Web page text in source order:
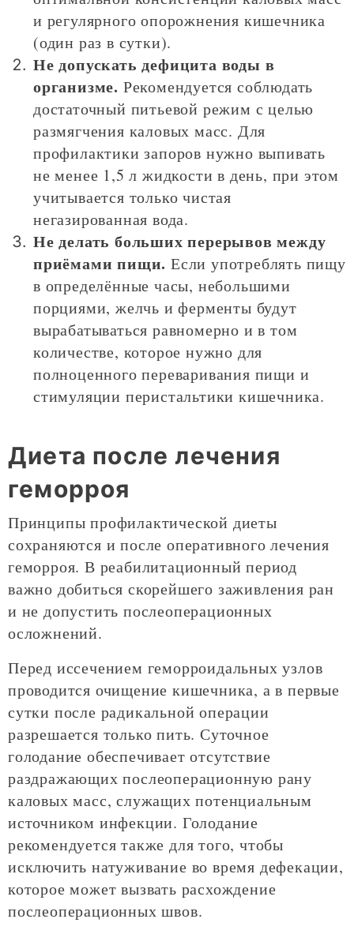
и регулярного опорожнения кишечника
(один раз в сутки).
Не допускать дефицита воды в
организме. Рекомендуется соблюдать
достаточный питьевой режим с целью
размягчения каловых масс. Для
профилактики запоров нужно выпивать
не менее 1,5 л жидкости в день, при этом
учитывается только чистая
негазированная вода.
Не делать больших перерывов между
приёмами пищи. Если употреблять пищу
в определённые часы, небольшими
порциями, желчь и ферменты будут
вырабатываться равномерно и в том
количестве, которое нужно для
полноценного переваривания пищи и
стимуляции перистальтики кишечника.
Диета после лечения
геморроя
Принципы профилактической диеты
сохраняются и после оперативного лечения
геморроя. В реабилитационный период
важно добиться скорейшего заживления ран
и не допустить послеоперационных
осложнений.
Перед иссечением геморроидальных узлов
проводится очищение кишечника, а в первые
сутки после радикальной операции
разрешается только пить. Суточное
голодание обеспечивает отсутствие
раздражающих послеоперационную рану
каловых масс, служащих потенциальным
источником инфекции. Голодание
рекомендуется также для того, чтобы
исключить натуживание во время дефекации,
которое может вызвать расхождение
послеоперационных швов.